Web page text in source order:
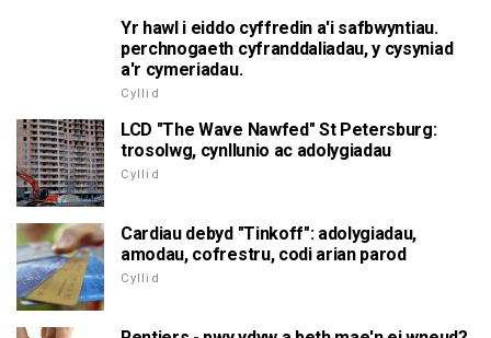
Yr hawl i eiddo cyffredin a'i safbwyntiau.
perchnogaeth cyfranddaliadau, y cysyniad
a'r cymeriadau.
Cyllid
LCD "The Wave Nawfed" St Petersburg:
trosolwg, cynllunio ac adolygiadau
Cyllid
Cardiau debyd "Tinkoff": adolygiadau,
amodau, cofrestru, codi arian parod
Cyllid